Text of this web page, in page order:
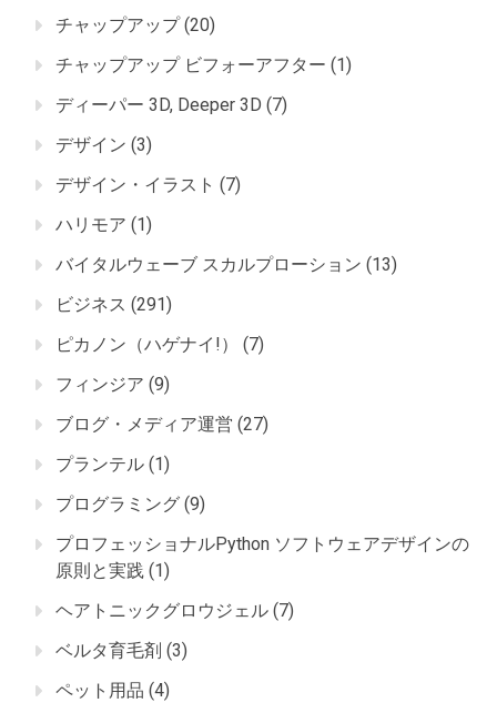
チャップアップ(20)
チャップアップ ビフォーアフター (1)
ディーパー 3D, Deeper 3D (7)
デザイン (3)
デザイン・イラスト (7)
ハリモア (1)
バイタルウェーブ スカルプローション (13)
ビジネス (291)
ピカノン（ハゲナイ!）
(7)
フィンジア (9)
ブログ・メディア運営 (27)
プランテル (1)
プログラミング (9)
プロフェッショナルPython ソフトウェアデザインの
原則と実践 (1)
ヘアトニックグロウジェル (7)
ベルタ育毛剤 (3)
ペット用品 (4)